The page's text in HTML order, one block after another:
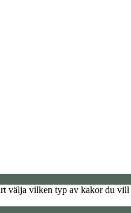
välja vilken typ av kakor du